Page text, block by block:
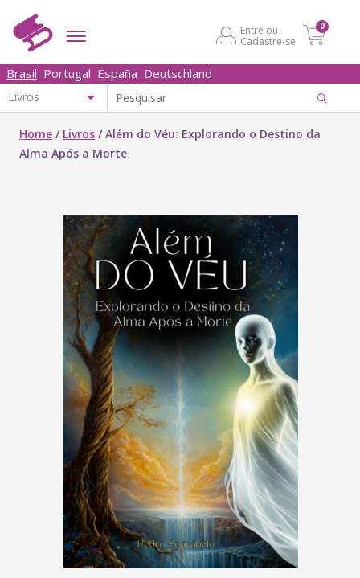
Entre ou
Cadastre-se
0
Brasil Portugal España Deutschland
Home / Livros /Além do Véu: Explorando o Destino da
Alma Após a Morte